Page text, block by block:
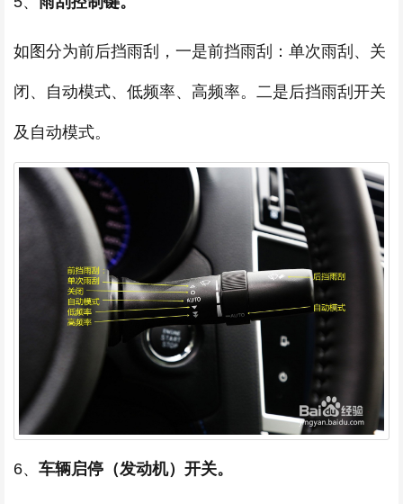
如图分为前后挡雨刮，一是前挡雨刮：单次雨刮、关
闭、自动模式、低频率、高频率。二是后挡雨刮开关
及自动模式。
6、 车辆启停（发动机）开关。